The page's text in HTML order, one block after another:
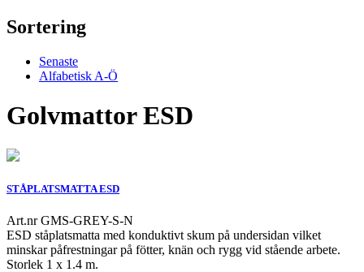
Sortering
Senaste
Alfabetisk A-Ö
Golvmattor ESD
STÅPLATSMATTA ESD
Art.nr GMS-GREY-S-N
ESD ståplatsmatta med konduktivt skum på undersidan vilket
minskar påfrestningar på fötter, knän och rygg vid stående arbete.
Storlek 1 x 1.4 m.